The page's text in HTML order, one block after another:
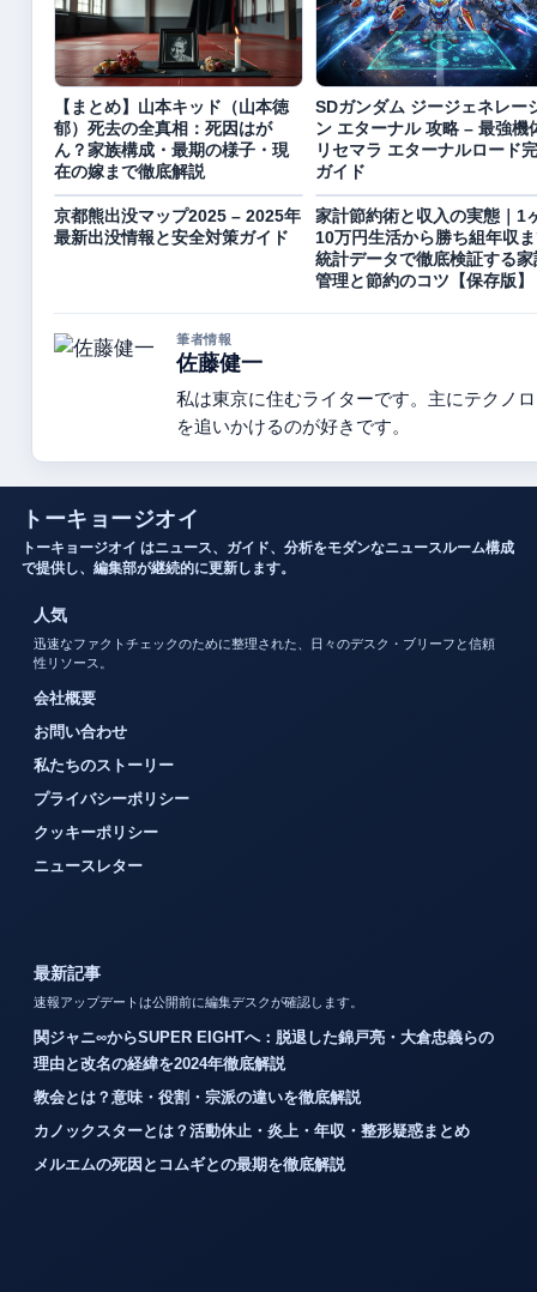
【まとめ】山本キッド（山本徳
郁）死去の全真相：死因はが
ん？家族構成・最期の様子・現
在の嫁まで徹底解説
SDガンダム ジージェネレー
ン エターナル 攻略 – 最強機
リセマラ エターナルロード
ガイド
京都熊出没マップ2025 – 2025年
最新出没情報と安全対策ガイド
家計節約術と収入の実態｜1
10万円生活から勝ち組年収
統計データで徹底検証する家
管理と節約のコツ【保存版】
筆者情報
佐藤健一
私は東京に住むライターです。主にテクノ
を追いかけるのが好きです。
トーキョージオイ
トーキョージオイ はニュース、ガイド、分析をモダンなニュースルーム構成
で提供し、編集部が継続的に更新します。
人気
迅速なファクトチェックのために整理された、日々のデスク・ブリーフと信頼
性リソース。
会社概要
お問い合わせ
私たちのストーリー
プライバシーポリシー
クッキーポリシー
ニュースレター
最新記事
速報アップデートは公開前に編集デスクが確認します。
関ジャニ∞からSUPER EIGHTへ：脱退した錦戸亮・大倉忠義らの
理由と改名の経緯を2024年徹底解説
教会とは？意味・役割・宗派の違いを徹底解説
カノックスターとは？活動休止・炎上・年収・整形疑惑まとめ
メルエムの死因とコムギとの最期を徹底解説